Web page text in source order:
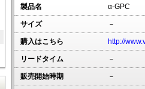
製品名 α-GPC
サイズ －
購入はこちら http://
リードタイム －
販売開始時期 －